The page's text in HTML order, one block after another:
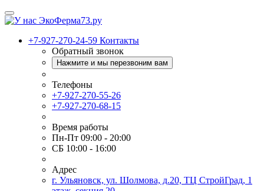
+7-927-270-24-59 Контакты
Обратный звонок
Нажмите и мы перезвоним вам
Телефоны
+7-927-270-55-26
+7-927-270-68-15
Время работы
Пн-Пт 09:00 - 20:00
СБ 10:00 - 16:00
Адрес
г. Ульяновск, ул. Шолмова, д.20, ТЦ СтройГрад, 1